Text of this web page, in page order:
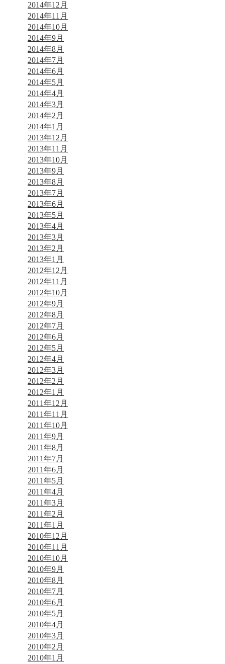
2014年12月
2014年11月
2014年10月
2014年9月
2014年8月
2014年7月
2014年6月
2014年5月
2014年4月
2014年3月
2014年2月
2014年1月
2013年12月
2013年11月
2013年10月
2013年9月
2013年8月
2013年7月
2013年6月
2013年5月
2013年4月
2013年3月
2013年2月
2013年1月
2012年12月
2012年11月
2012年10月
2012年9月
2012年8月
2012年7月
2012年6月
2012年5月
2012年4月
2012年3月
2012年2月
2012年1月
2011年12月
2011年11月
2011年10月
2011年9月
2011年8月
2011年7月
2011年6月
2011年5月
2011年4月
2011年3月
2011年2月
2011年1月
2010年12月
2010年11月
2010年10月
2010年9月
2010年8月
2010年7月
2010年6月
2010年5月
2010年4月
2010年3月
2010年2月
2010年1月